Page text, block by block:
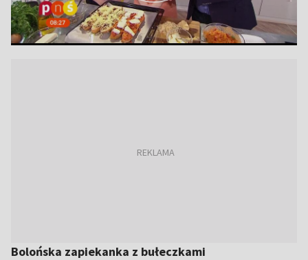
Bolońska zapiekanka z bułeczkami